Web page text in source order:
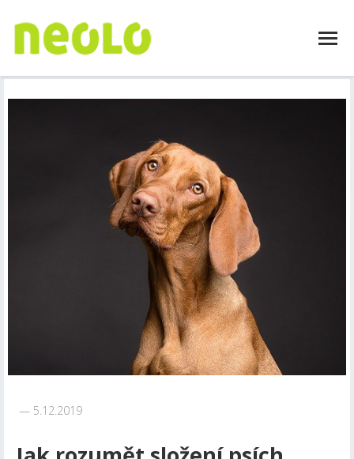
5.12.2019